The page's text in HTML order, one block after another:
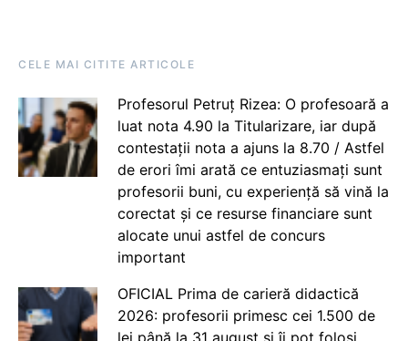
CELE MAI CITITE ARTICOLE
Profesorul Petruț Rizea: O profesoară a
luat nota 4.90 la Titularizare, iar după
contestații nota a ajuns la 8.70 / Astfel
de erori îmi arată ce entuziasmați sunt
profesorii buni, cu experiență să vină la
corectat și ce resurse financiare sunt
alocate unui astfel de concurs
important
OFICIAL Prima de carieră didactică
2026: profesorii primesc cei 1.500 de
lei până la 31 august și îi pot folosi